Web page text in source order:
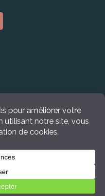
Québec (2009 - 2026)
haut